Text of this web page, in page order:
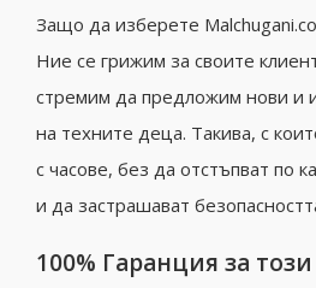
Защо да изберете
Ние се грижим за своите
стремим да предложим нови и
на техните деца. Такива, с
с часове, без да отстъпват по
и да застрашават
100% Гаранция за